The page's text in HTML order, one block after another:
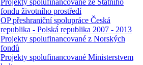
Projekty spolufinancované ze Státního
fondu životního prostředí
OP přeshraniční spolupráce Česká
republika - Polská republika 2007 - 2013
Projekty spolufinancované z Norských
fondů
Projekty spolufinancované Ministerstvem